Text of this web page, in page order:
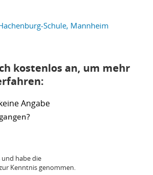
Schule, Mannheim
kostenlos an, um mehr
Angabe
und habe die
Kenntnis genommen.